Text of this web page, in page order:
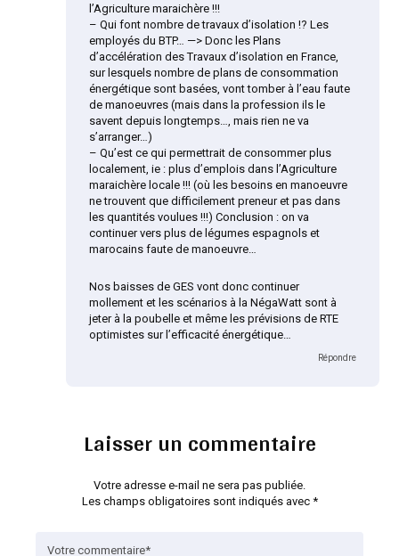
l’Agriculture maraichère !!!
– Qui font nombre de travaux d’isolation !? Les
employés du BTP… —> Donc les Plans
d’accélération des Travaux d’isolation en France,
sur lesquels nombre de plans de consommation
énergétique sont basées, vont tomber à l’eau faute
de manoeuvres (mais dans la profession ils le
savent depuis longtemps…, mais rien ne va
s’arranger…)
– Qu’est ce qui permettrait de consommer plus
localement, ie : plus d’emplois dans l’Agriculture
maraichère locale !!! (où les besoins en manoeuvre
ne trouvent que difficilement preneur et pas dans
les quantités voulues !!!) Conclusion : on va
continuer vers plus de légumes espagnols et
marocains faute de manoeuvre…
Nos baisses de GES vont donc continuer
mollement et les scénarios à la NégaWatt sont à
jeter à la poubelle et même les prévisions de RTE
optimistes sur l’efficacité énergétique…
Répondre
Laisser un commentaire
Votre adresse e-mail ne sera pas publiée.
Les champs obligatoires sont indiqués avec *